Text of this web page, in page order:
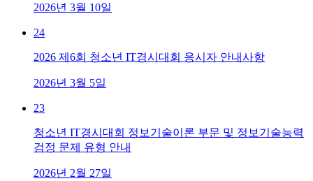
2026년 3월 10일
24
2026 제6회 청소년 IT경시대회 응시자 안내사항
2026년 3월 5일
23
청소년 IT경시대회 정보기술이론 부문 및 정보기술능력
검정 문제 유형 안내
2026년 2월 27일